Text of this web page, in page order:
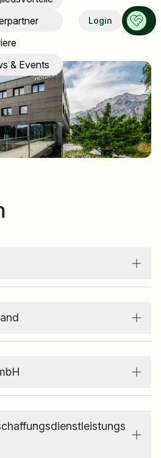
& Events
Login